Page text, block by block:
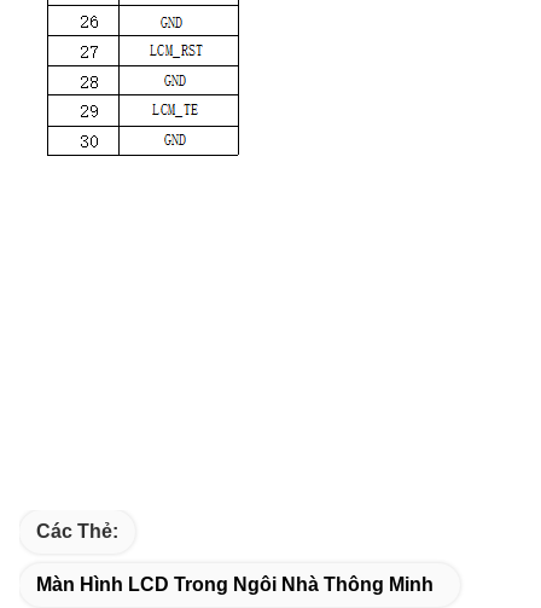
Các Thẻ:
Màn Hình LCD Trong Ngôi Nhà Thông Minh